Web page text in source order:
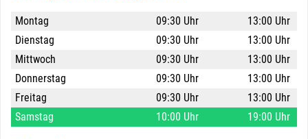
Montag 09:30 Uhr
13:00 Uhr
Dienstag
09:30 Uhr
13:00 Uhr
Mittwoch
09:30 Uhr
13:00 Uhr
Donnerstag
09:30 Uhr
13:00 Uhr
Freitag
09:30 Uhr
13:00 Uhr
Samstag
10:00 Uhr 19:00 Uhr